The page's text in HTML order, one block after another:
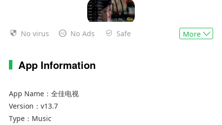
软件功能：
无广告，界面十分清爽
适配各种安卓版本和机型
不断更新中，只为你带来最棒的体验
No virus No Ads Safe More
App Information
App Name： 全佳电视
Version： v13.7
Type： Music